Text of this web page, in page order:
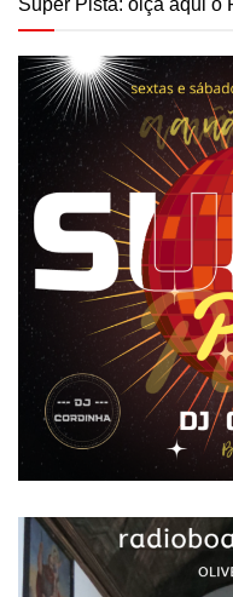
Super Pista: oiça aqui o